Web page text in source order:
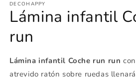
multimedia
1
en
ventana
modal
DECOHAPPY
Lámina infantil
run
Lámina infantil Coche run run
atrevido ratón sobre ruedas